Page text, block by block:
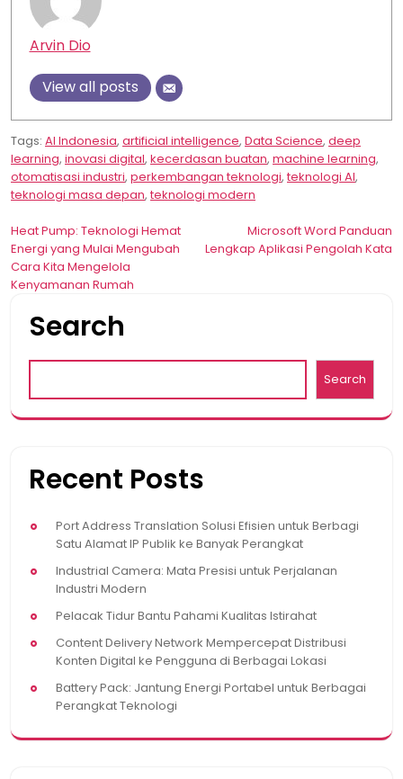
Arvin Dio
View all posts
Tags: AI Indonesia, artificial intelligence, Data Science, deep
learning, inovasi digital, kecerdasan buatan, machine learning,
otomatisasi industri, perkembangan teknologi,teknologi AI,
teknologi masa depan,teknologi modern
Post
navigation
Heat Pump: Teknologi Hemat
Energi yang Mulai Mengubah
Cara Kita Mengelola
Kenyamanan Rumah
Microsoft Word Panduan
Lengkap Aplikasi Pengolah Kata
Search
Search
Recent Posts
Port Address Translation Solusi Efisien untuk Berbagi
Satu Alamat IP Publik ke Banyak Perangkat
Industrial Camera: Mata Presisi untuk Perjalanan
Industri Modern
Pelacak Tidur Bantu Pahami Kualitas Istirahat
Content Delivery Network Mempercepat Distribusi
Konten Digital ke Pengguna di Berbagai Lokasi
Battery Pack: Jantung Energi Portabel untuk Berbagai
Perangkat Teknologi